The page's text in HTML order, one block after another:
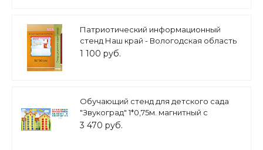
Патриотический информационный
стенд Наш край - Вологодская область
50х50см 2 кармана А5 арт. П2280
1 100 руб.
Обучающий стенд для детского сада
"Звукоград" 1*0,75м. магнитный с
магнитными буквами арт.3543
3 470 руб.